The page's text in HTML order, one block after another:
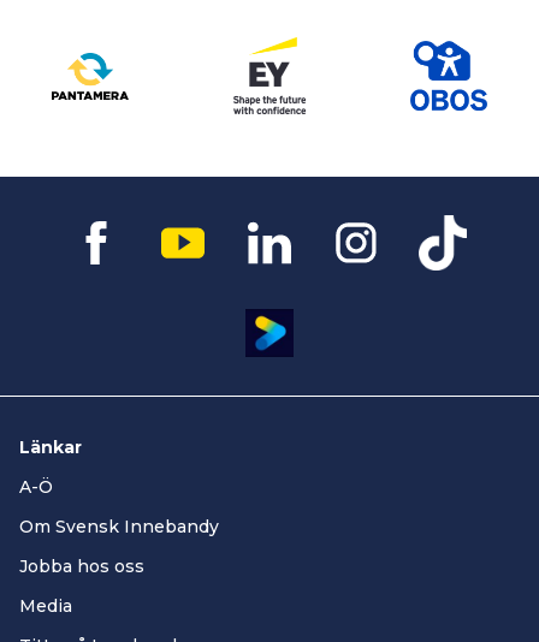
Länkar
A-Ö
Om Svensk Innebandy
Jobba hos oss
Media